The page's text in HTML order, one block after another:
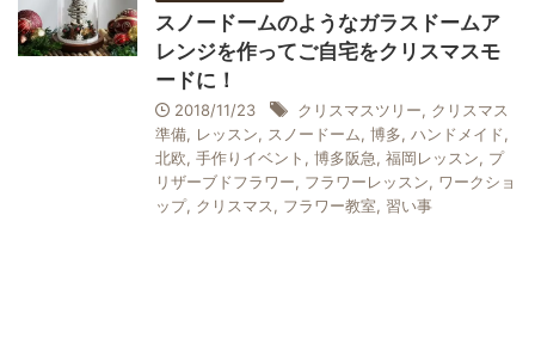
スノードームのようなガラスドームア
レンジを作ってご自宅をクリスマスモ
ードに！
2018/11/23 クリスマスツリー, クリスマス
準備, レッスン, スノードーム, 博多, ハンドメイド,
北欧, 手作りイベント , 博多阪急, 福岡レッスン, プ
リザーブドフラワー, フラワーレッスン, ワークショ
ップ, クリスマス, フラワー教室, 習い事